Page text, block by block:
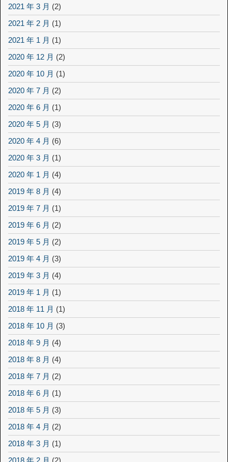
2021 年 3 月 (2)
2021 年 2 月 (1)
2021 年 1 月 (1)
2020 年 12 月 (2)
2020 年 10 月 (1)
2020 年 7 月 (2)
2020 年 6 月 (1)
2020 年 5 月 (3)
2020 年 4 月 (6)
2020 年 3 月 (1)
2020 年 1 月 (4)
2019 年 8 月 (4)
2019 年 7 月 (1)
2019 年 6 月 (2)
2019 年 5 月 (2)
2019 年 4 月 (3)
2019 年 3 月 (4)
2019 年 1 月 (1)
2018 年 11 月 (1)
2018 年 10 月 (3)
2018 年 9 月 (4)
2018 年 8 月 (4)
2018 年 7 月 (2)
2018 年 6 月 (1)
2018 年 5 月 (3)
2018 年 4 月 (2)
2018 年 3 月 (1)